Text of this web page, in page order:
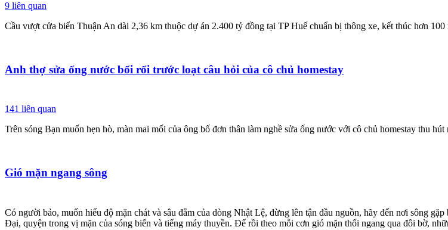
9 liên quan
Cầu vượt cửa biển Thuận An dài 2,36 km thuộc dự án 2.400 tỷ đồng tại TP Huế chuẩn bị thông xe, kết thúc hơn
Anh thợ sửa ống nước bối rối trước loạt câu hỏi của cô chủ homestay
141 liên quan
Trên sóng Bạn muốn hẹn hò, màn mai mối của ông bố đơn thân làm nghề sửa ống nước với cô chủ homestay thu hút
Gió mặn ngang sông
Có người bảo, muốn hiểu độ mặn chát và sâu đằm của dòng Nhật Lệ, đừng lên tận đầu nguồn, hãy đến nơi sông
Đại, quyện trong vị mặn của sóng biển và tiếng máy thuyền. Để rồi theo mỗi cơn gió mặn thổi ngang qua đôi bờ,